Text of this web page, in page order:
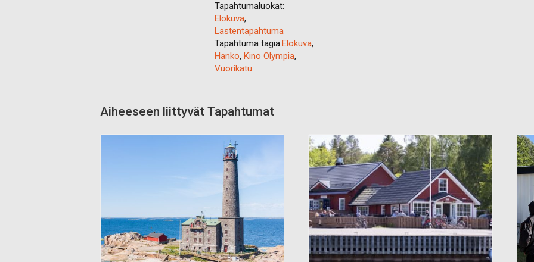
Tapahtumaluokat:
Elokuva,
Lastentapahtuma
Tapahtuma tagia:Elokuva,
Hanko, Kino Olympia,
Vuorikatu
Aiheeseen liittyvät Tapahtumat